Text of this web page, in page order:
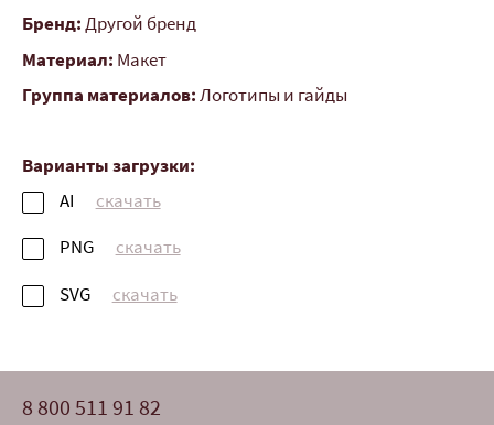
Бренд: Другой бренд
Материал: Макет
Группа материалов: Логотипы и гайды
Варианты загрузки:
AI скачать
PNG скачать
SVG скачать
8 800 511 91 82